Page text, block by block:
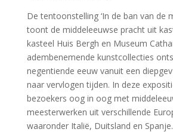
De tentoonstelling ‘In de ban van de
toont de middeleeuwse pracht uit
kasteel Huis Bergh en Museum
adembenemende kunstcollecties
negentiende eeuw vanuit een
naar vervlogen tijden. In deze
bezoekers oog in oog met
meesterwerken uit verschillende
waaronder Italië, Duitsland en Spanje.